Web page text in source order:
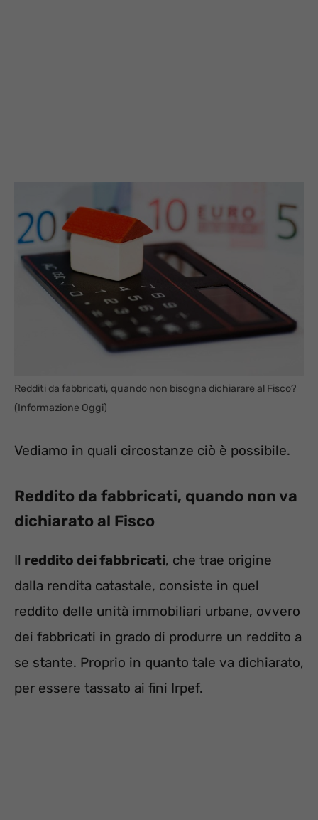
Redditi da fabbricati, quando non bisogna dichiarare al Fisco?
(Informazione Oggi)
Vediamo in quali circostanze ciò è possibile.
Reddito da fabbricati, quando non va
dichiarato al Fisco
Il reddito dei fabbricati, che trae origine
dalla rendita catastale, consiste in quel
reddito delle unità immobiliari urbane, ovvero
dei fabbricati in grado di produrre un reddito a
se stante. Proprio in quanto tale va dichiarato,
per essere tassato ai fini Irpef.